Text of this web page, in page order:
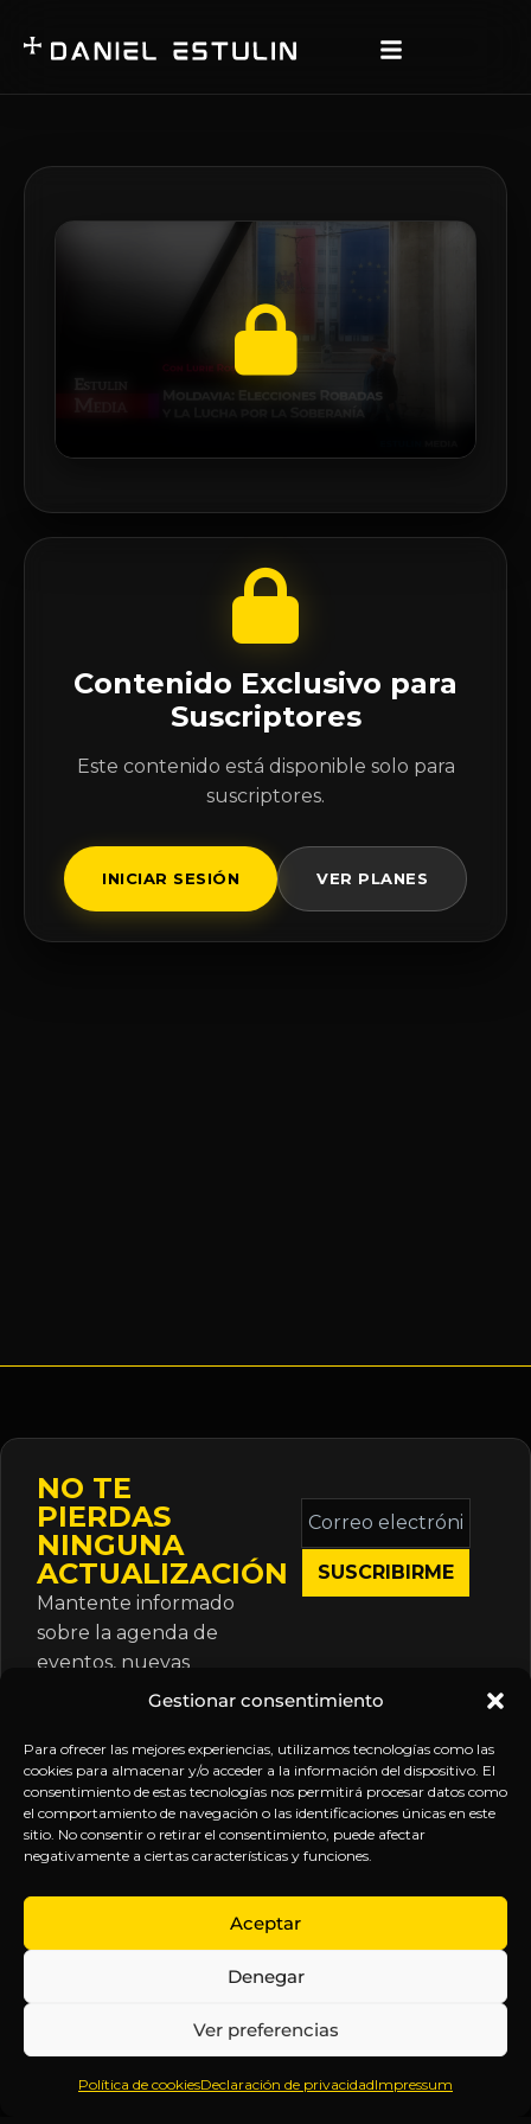
Gestionar consentimiento
Para ofrecer las mejores experiencias, utilizamos tecnologías como las
cookies para almacenar y/o acceder a la información del dispositivo. El
consentimiento de estas tecnologías nos permitirá procesar datos como
el comportamiento de navegación o las identificaciones únicas en este
sitio. No consentir o retirar el consentimiento, puede afectar
negativamente a ciertas características y funciones.
Aceptar
Denegar
Ver preferencias
Política de cookiesDeclaración de privacidadImpressum
Contenido Exclusivo para
Suscriptores
Este contenido está disponible solo para
suscriptores.
INICIAR SESIÓN VER PLANES
NO TE
PIERDAS
NINGUNA
ACTUALIZACIÓN
Mantente informado
sobre la agenda de
eventos, nuevas
publicaciones y
suscripción.
Correo
electrónico
*
Inteligencia
Anticipándonos
EXPLORA
Inicio
Sobre
Contenido
Webinars
LEGAL
Política
de
Términos y
Aviso
SÍGUENOS